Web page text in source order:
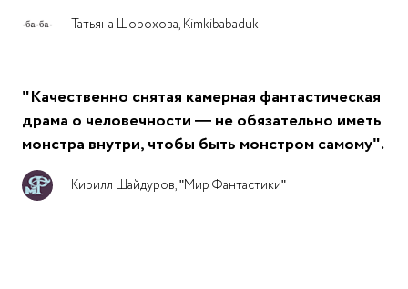
Татьяна Шорохова, Kimkibabaduk
"Качественно снятая камерная фантастическая
драма о человечности — не обязательно иметь
монстра внутри, чтобы быть монстром самому".
Кирилл Шайдуров, "Мир Фантастики"